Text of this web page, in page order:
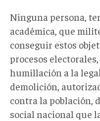
Ninguna persona,
académica, que
conseguir estos
procesos
humillación a la
demolición,
contra la población,
social nacional que